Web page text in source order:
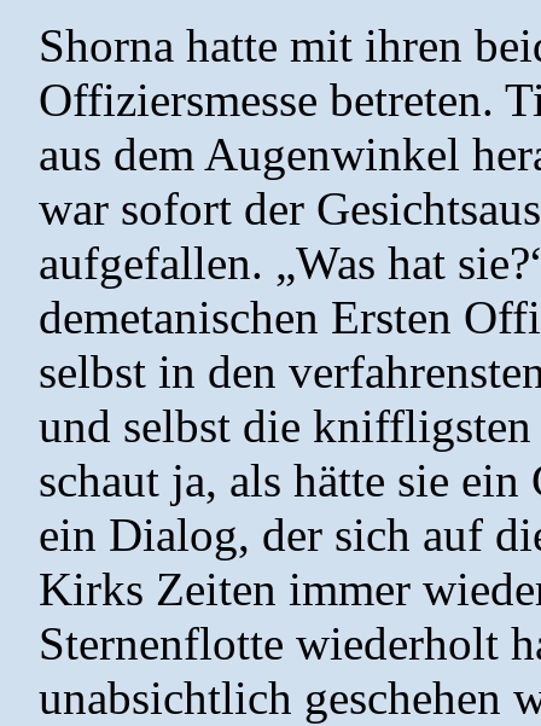
Shorna hatte mit ihren
Offiziersmesse betreten.
aus dem Augenwinkel
war sofort der
aufgefallen. „Was hat
demetanischen Ersten
selbst in den
und selbst die
schaut ja, als hätte sie ein
ein Dialog, der sich auf
Kirks Zeiten immer
Sternenflotte wiederholt
unabsichtlich geschehen